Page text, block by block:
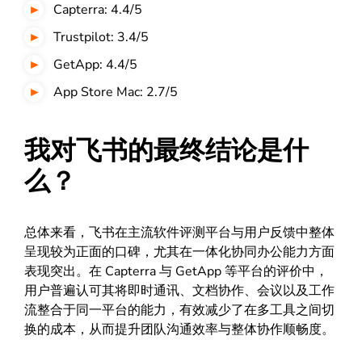
Capterra: 4.4/5
Trustpilot: 3.4/5
GetApp: 4.4/5
App Store Mac: 2.7/5
我对飞书的最终结论是什
么？
总体来看，飞书在主流软件评测平台与用户反馈中整体
呈现较为正面的口碑，尤其在一体化协同办公能力方面
表现突出。在 Capterra 与 GetApp 等平台的评价中，
用户普遍认可其将即时通讯、文档协作、会议以及工作
流整合于同一平台的能力，有效减少了在多工具之间切
换的成本，从而提升团队沟通效率与整体协作顺畅度。